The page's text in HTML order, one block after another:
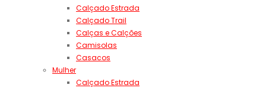
Calçado Estrada
Calçado Trail
Calças e Calções
Camisolas
Casacos
Mulher
Calçado Estrada